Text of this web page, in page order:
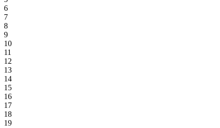
6
7
8
9
10
11
12
13
14
15
16
17
18
19